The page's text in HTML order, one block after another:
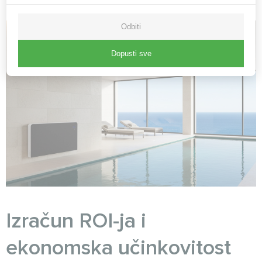
Izračun ROI-ja i
ekonomska učinkovitost
Odbiti
Dopusti sve